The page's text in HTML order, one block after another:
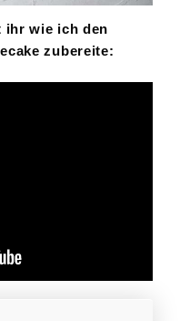
ihr wie ich den
zubereite: